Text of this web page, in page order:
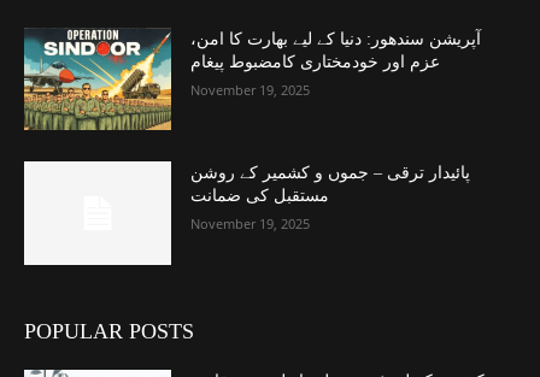
آپریشن سندھور: دنیا کے لیے بھارت کا امن،
عزم اور خودمختاری کامضبوط پیغام
November 19, 2025
پائیدار ترقی – جموں و کشمیر کے روشن
مستقبل کی ضمانت
November 19, 2025
POPULAR POSTS